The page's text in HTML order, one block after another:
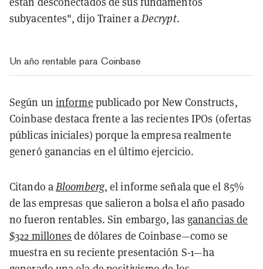
subyacentes", dijo Trainer aDecrypt.
Un año rentable para Coinbase
Según un informe publicado por New Constructs,
Coinbase destaca frente a las recientes IPOs (ofertas
públicas iniciales) porque la empresa realmente
generó ganancias en el último ejercicio.
Citando aBloomberg, el informe señala que el 85%
de las empresas que salieron a bolsa el año pasado
no fueron rentables. Sin embargo, las ganancias de
$322 millones de dólares de Coinbase—como se
muestra en su reciente presentación S-1—ha